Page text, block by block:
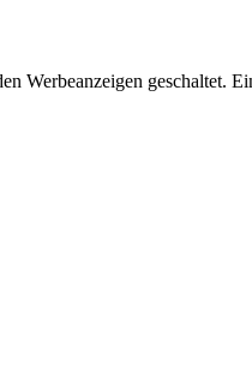
Werbeanzeigen geschaltet.